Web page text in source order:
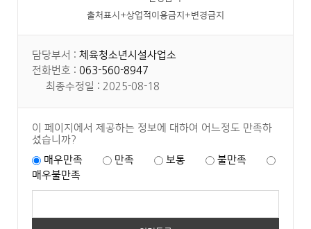
출처표시+상업적이용금지+변경금지
담당부서 : 체육청소년시설사업소
전화번호 : 063-560-8947
최종수정일 : 2025-08-18
이 페이지에서 제공하는 정보에 대하여 어느정도 만족하
셨습니까?
매우만족
만족 보통
불만족
매우불만족